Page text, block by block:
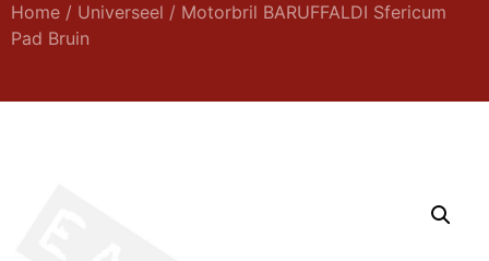
Home / Universeel / Motorbril BARUFFALDI Sfericum
Pad Bruin